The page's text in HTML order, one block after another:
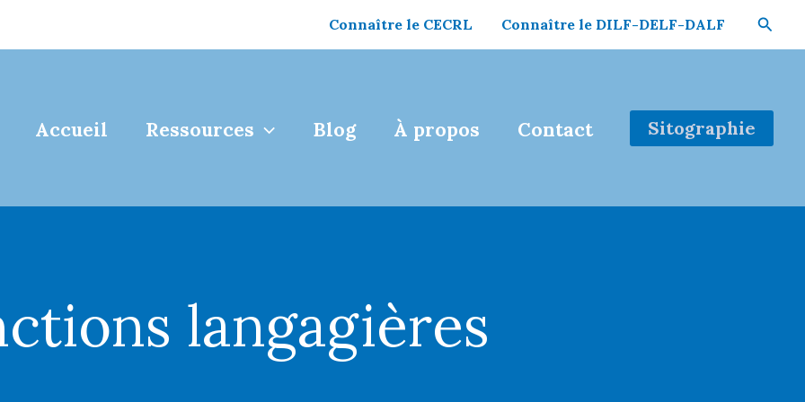
Connaître le CECRL Connaître le DILF-DELF-DALF
Accueil Ressources Blog À propos Contact Sitographie
langagières